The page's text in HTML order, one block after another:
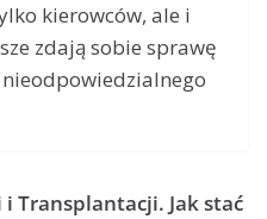
kierowców, ale i
zdają sobie sprawę
Transplantacji. Jak stać